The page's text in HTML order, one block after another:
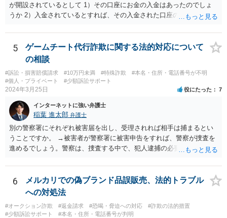
が開設されているとして 1）その口座にお金の入金はあったのでしょ
うか 2）入金されているとすれば、その入金された口座の資金は引き
がポイントですよね。口座を悪用する人は、「その口座に入ったお金
を手に入れる」ことが目的ですから、あなたがキャッシュカードを持
っている場合には、キャッシュカードで引き出すことはあなたしかで
きませんから、できるとすれば、ネット上あるいはアプリ上で第三者
に送金することくらいだと思います。あなたの名義の口座であるか
ら、お金の動きくらいは調べることが可能であると思います。 その上
ばいいだけの話だと思いますし、残っていないのであれば、第三者に
送金をされたか、引き出されたどちらかだと思います。第三者に送金
をされてしまっているのであれば、その資金を送金先に返金を求める
などの措置を講じる必要があるのではないでしょうか。
5
ゲームチート代行詐欺に関する法的対応について
の相談
#訴訟・損害賠償請求 #10万円未満 #特殊詐欺
#本名・住所・電話番号が不明
#個人・プライベート
#少額訴訟サポート
2024年3月25日 役にたった 7
インターネットに強い弁護士
稲葉 進太郎 弁護士
別の警察署にそれぞれ被害届を出し、受理されれば相手は捕まるとい
うことですか。 →被害者が警察署に被害申告をすれば、警察が捜査を
進めるでしょう。警察は、捜査する中で、犯人逮捕の必要と理由があ
進行するでしょう。捜査の結果、検察官において起訴の必要があると
判断されれば、起訴されて公判となり、裁判官において有罪と判断さ
れれば有罪判決となるでしょう。捜査の結果、検察官において起訴の
必要があると判断されなければ、不起訴処分となり終了するでしょ
う。
6
メルカリでの偽ブランド品誤販売、法的トラブル
への対処法
#オークション詐欺 #返金請求 #恐喝・脅迫への対応
#詐欺の法的措置
#少額訴訟サポート
#本名・住所・電話番号が判明